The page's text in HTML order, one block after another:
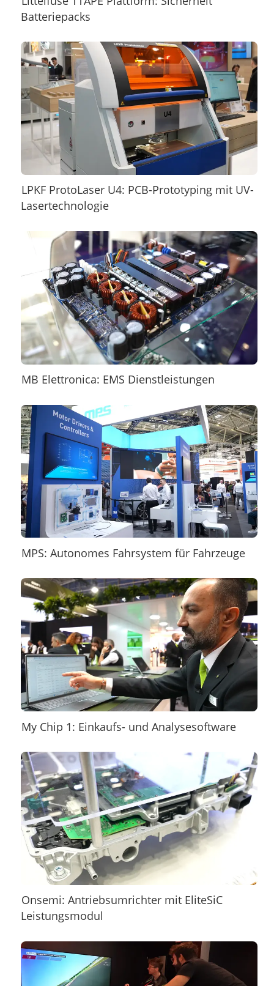
Batteriepacks
LPKF ProtoLaser U4: PCB-Prototyping mit UV-
Lasertechnologie
MB Elettronica: EMS Dienstleistungen
MPS: Autonomes Fahrsystem für Fahrzeuge
My Chip 1: Einkaufs- und Analysesoftware
Onsemi: Antriebsumrichter mit EliteSiC
Leistungsmodul